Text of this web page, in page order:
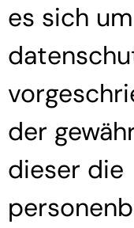
es sich
der
dieser die